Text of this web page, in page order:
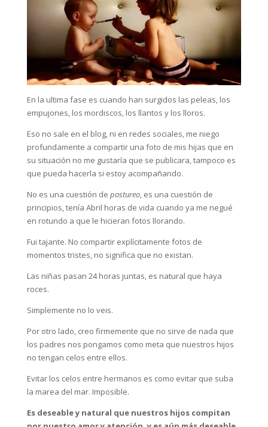
En la ultima fase es cuando han surgidos las peleas, los
empujones, los mordiscos, los llantos y los lloros.
Eso no sale en el blog, ni en redes sociales, me niego
profundamente a compartir una foto de mis hijas que en
su situación no me gustaría que se publicara, tampoco es
que pueda hacerla si estoy acompañando.
No es una cuestión de postureo, es una cuestión de
principios, tenía Abril horas de vida cuando ya me negué
en rotundo a que le hicieran fotos llorando.
Fui tajante. No compartir explícitamente fotos de
momentos tristes, no significa que no existan.
Las niñas pasan 24 horas juntas, es natural que haya
roces.
Simplemente no lo veis.
Por otro lado, creo firmemente que no sirve de nada que
los padres nos pongamos como meta que nuestros hijos
no tengan celos entre ellos.
Evitar los celos entre hermanos es como evitar que suba
la marea del mar. Imposible.
Es deseable y natural que nuestros hijos compitan